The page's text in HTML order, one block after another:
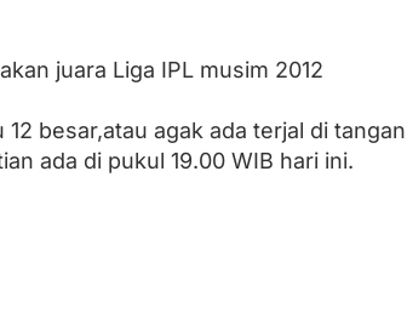
juara Liga IPL musim 2012
besar,atau agak ada terjal di tangan
ada di pukul 19.00 WIB hari ini.